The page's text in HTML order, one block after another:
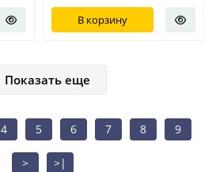
В корзину
Показать еще
4 5 6 7 8 9
> >|